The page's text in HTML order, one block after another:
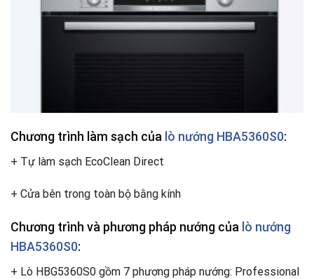
Chương trình làm sạch của lò nướng HBA5360S0:
+ Tự làm sạch EcoClean Direct
+ Cửa bên trong toàn bộ bằng kính
Chương trình và phương pháp nướng của lò nướng
HBA5360S0:
+ Lò HBG5360S0 gồm 7 phương pháp nướng: Professional